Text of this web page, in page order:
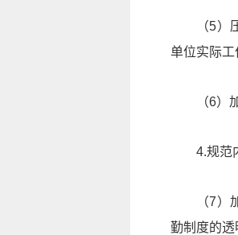
（5
单位实际工
（6）
4.规范
（7
勤制度的透